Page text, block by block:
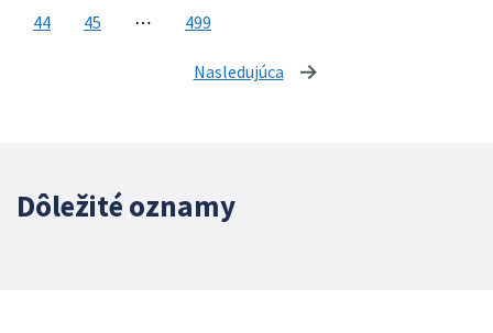
44 45 ⋯ 499
Nasledujúca stránka
Dôležité oznamy